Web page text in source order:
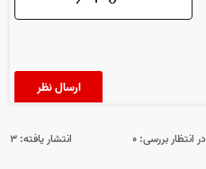
انتشار یافته: ۳ در انتظار بررسی: ۰